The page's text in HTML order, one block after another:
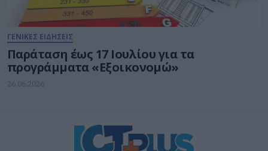
ΓΕΝΙΚΕΣ ΕΙΔΗΣΕΙΣ
Παράταση έως 17 Ιουλίου για τα
προγράμματα «Εξοικονομώ»
26.06.2026